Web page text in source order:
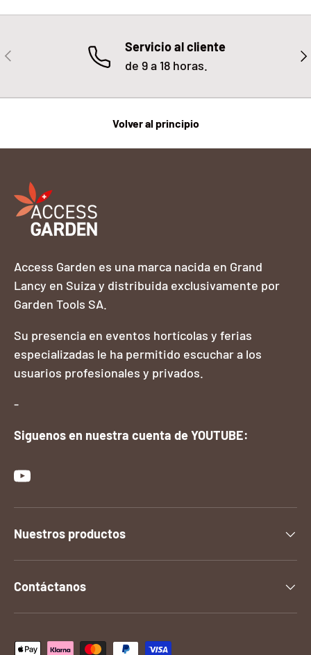
ANTERIOR
Servicio al cliente
de 9 a 18 horas.
Volver al principio
Access Garden es una marca nacida en Grand
Lancy en Suiza y distribuida exclusivamente por
Garden Tools SA.
Su presencia en eventos hortícolas y ferias
especializadas le ha permitido escuchar a los
usuarios profesionales y privados.
-
Siguenos en nuestra cuenta de YOUTUBE:
YouTube
Nuestros productos
Contáctanos
Formas de pago aceptadas